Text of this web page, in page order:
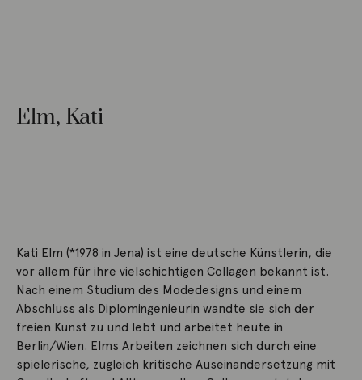
Elm, Kati
Kati Elm (*1978 in Jena) ist eine deutsche Künstlerin, die
vor allem für ihre vielschichtigen Collagen bekannt ist.
Nach einem Studium des Modedesigns und einem
Abschluss als Diplomingenieurin wandte sie sich der
freien Kunst zu und lebt und arbeitet heute in
Berlin/Wien. Elms Arbeiten zeichnen sich durch eine
spielerische, zugleich kritische Auseinandersetzung mit